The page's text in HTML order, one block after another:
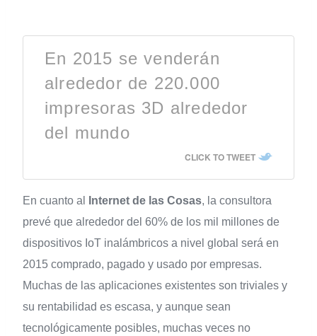
En 2015 se venderán
alrededor de 220.000
impresoras 3D alrededor
del mundo
CLICK TO TWEET
En cuanto al Internet de las Cosas, la consultora
prevé que alrededor del 60% de los mil millones de
dispositivos IoT inalámbricos a nivel global será en
2015 comprado, pagado y usado por empresas.
Muchas de las aplicaciones existentes son triviales y
su rentabilidad es escasa, y aunque sean
tecnológicamente posibles, muchas veces no